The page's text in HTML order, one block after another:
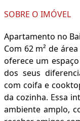
SOBRE O IMÓVEL
Apartamento no
Com 62 m² de
oferece um
dos seus
com coifa e
da cozinha. Essa
ambiente amplo,